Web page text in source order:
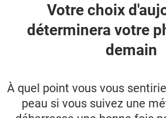
Votre choix
déterminera votre
demain
À quel point vous vous
peau si vous suivez une